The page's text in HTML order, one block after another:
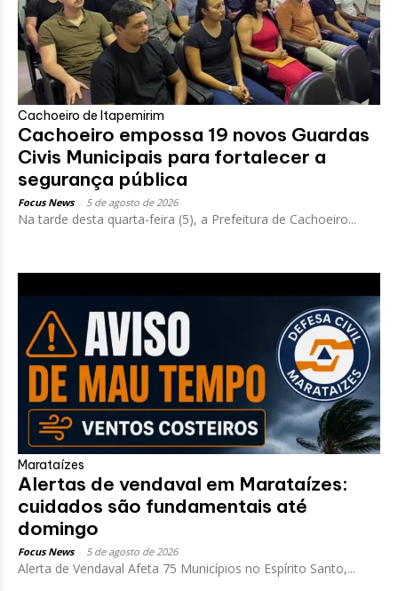
Cachoeiro de Itapemirim
Cachoeiro empossa 19 novos Guardas
Civis Municipais para fortalecer a
segurança pública
Focus News 5 de agosto de 2026
Na tarde desta quarta-feira (5), a Prefeitura de Cachoeiro...
Marataízes
Alertas de vendaval em Marataízes:
cuidados são fundamentais até
domingo
Focus News 5 de agosto de 2026
Alerta de Vendaval Afeta 75 Municípios no Espírito Santo,...